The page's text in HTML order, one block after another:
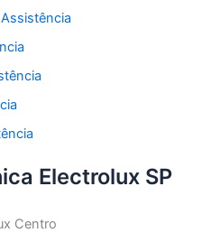
Electrolux SP
Centro